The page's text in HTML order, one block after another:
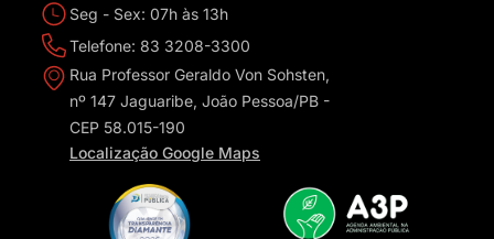
Seg - Sex: 07h às 13h
Telefone: 83 3208-3300
Rua Professor Geraldo Von Sohsten,
nº 147 Jaguaribe, João Pessoa/PB -
CEP 58.015-190
Localização Google Maps